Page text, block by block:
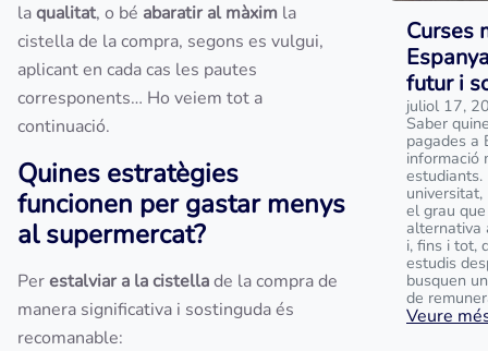
laqualitat, o bé abaratir al màxim la
cistella de la compra, segons es vulgui,
aplicant en cada cas les pautes
corresponents… Ho veiem tot a
continuació.
Quines estratègies
funcionen per gastar menys
al supermercat?
Perestalviar a la cistellade la compra de
manera significativa i sostinguda és
recomanable:
Curses
futur i
juliol 17,
Saber
pagades a
informació
el grau
alternativa
i, fins i tot,
estudis
busquen
de
Veure